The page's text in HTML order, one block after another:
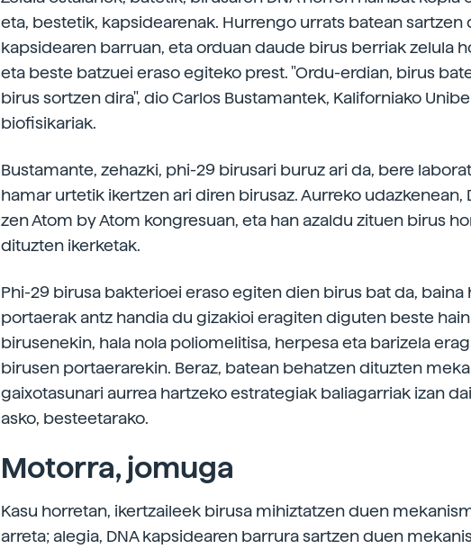
eta, bestetik, kapsidearenak. Hurrengo urrats batean sartzen
kapsidearen barruan, eta orduan daude birus berriak zelula
eta beste batzuei eraso egiteko prest. "Ordu-erdian, birus
birus sortzen dira", dio Carlos Bustamantek, Kaliforniako
biofisikariak.
Bustamante, zehazki, phi-29 birusari buruz ari da, bere
hamar urtetik ikertzen ari diren birusaz. Aurreko udazkenean,
zen Atom by Atom kongresuan, eta han azaldu zituen birus
dituzten ikerketak.
Phi-29 birusa bakterioei eraso egiten dien birus bat da, baina
portaerak antz handia du gizakioi eragiten diguten beste
birusenekin, hala nola poliomelitisa, herpesa eta barizela
birusen portaerarekin. Beraz, batean behatzen dituzten
gaixotasunari aurrea hartzeko estrategiak baliagarriak izan
asko, besteetarako.
Motorra, jomuga
Kasu horretan, ikertzaileek birusa mihiztatzen duen
arreta; alegia, DNA kapsidearen barrura sartzen duen